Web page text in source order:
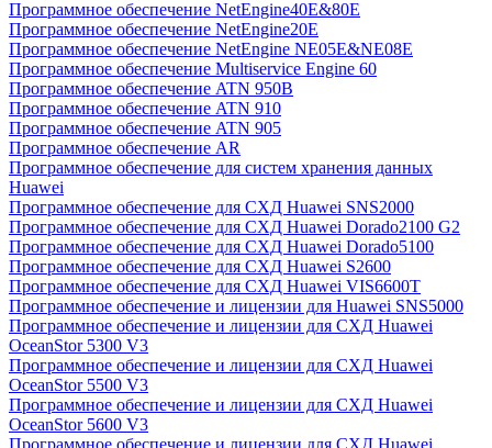
Программное обеспечение NetEngine40E&80E
Программное обеспечение NetEngine20E
Программное обеспечение NetEngine NE05E&NE08E
Программное обеспечение Multiservice Engine 60
Программное обеспечение ATN 950B
Программное обеспечение ATN 910
Программное обеспечение ATN 905
Программное обеспечение AR
Программное обеспечение для систем хранения данных
Huawei
Программное обеспечение для СХД Huawei SNS2000
Программное обеспечение для СХД Huawei Dorado2100 G2
Программное обеспечение для СХД Huawei Dorado5100
Программное обеспечение для СХД Huawei S2600
Программное обеспечение для СХД Huawei VIS6600T
Программное обеспечение и лицензии для Huawei SNS5000
Программное обеспечение и лицензии для СХД Huawei
OceanStor 5300 V3
Программное обеспечение и лицензии для СХД Huawei
OceanStor 5500 V3
Программное обеспечение и лицензии для СХД Huawei
OceanStor 5600 V3
Программное обеспечение и лицензии для СХД Huawei